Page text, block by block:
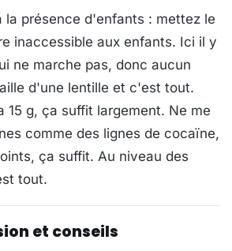
la présence d'enfants : mettez le
inaccessible aux enfants. Ici il y
ne marche pas, donc aucun
d'une lentille et c'est tout.
15 g, ça suffit largement. Ne me
comme des lignes de cocaïne,
ça suffit. Au niveau des
tout.
et conseils